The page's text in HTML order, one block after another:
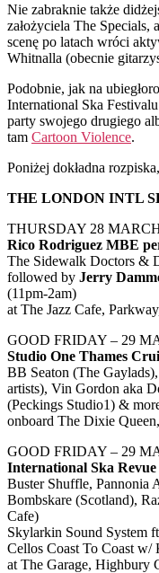
Nie zabraknie także
założyciela The
scenę po latach wróci
Whitnalla (obecnie
Podobnie, jak na
International Ska
party swojego drugiego
tam Cartoon Violence.
Poniżej dokładna
THE LONDON INTL
THURSDAY 28
Rico Rodriguez MBE
The Sidewalk Doctors &
followed by Jerry
(11pm-2am)
at The Jazz Cafe,
GOOD FRIDAY – 29
Studio One Thames
BB Seaton (The
artists), Vin Gordon aka
(Peckings Studio1) &
onboard The Dixie
GOOD FRIDAY – 29
International Ska Revue
Buster Shuffle, Pannonia
Bombskare (Scotland),
Cafe)
Skylarkin Sound System
Cellos Coast To Coast w/
at The Garage, Highbury